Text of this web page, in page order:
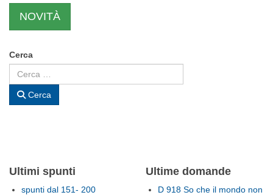
NOVITÀ
Cerca
Cerca
Ultimi spunti
spunti dal 151- 200
Ultime domande
D 918 So che il mondo non